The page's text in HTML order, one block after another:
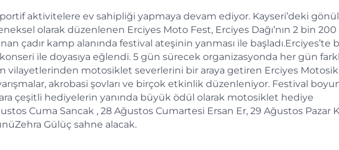
aktivitelere ev sahipliği yapmaya devam ediyor. Kayseri’deki
olarak düzenlenen Erciyes Moto Fest, Erciyes Dağı’nın 2 bin 200
çadır kamp alanında festival ateşinin yanması ile başladı.Erciyes’te
ile doyasıya eğlendi. 5 gün sürecek organizasyonda her gün
vilayetlerinden motosiklet severlerini bir araya getiren Erciyes
akrobasi şovları ve birçok etkinlik düzenleniyor. Festival
çeşitli hediyelerin yanında büyük ödül olarak motosiklet hediye
Cuma Sancak , 28 Ağustos Cumartesi Ersan Er, 29 Ağustos Pazar
Gülüç sahne alacak.